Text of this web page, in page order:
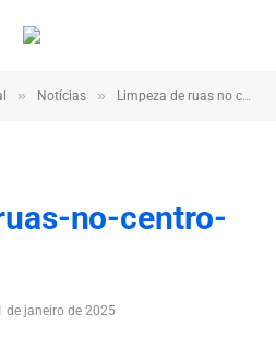
» Notícias » Limpeza de ruas no centro da cidade!
no-centro-
de janeiro de 2025